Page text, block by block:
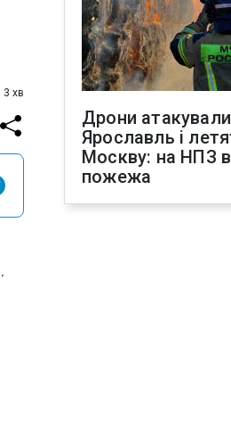
3 хв
Дрони атакували
Ярославль і
Москву: на НПЗ
пожежа